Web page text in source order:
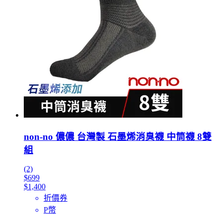
non-no 儂儂 台灣製 石墨烯消臭襪 中筒襪 8雙
組
(2)
$699
$1,400
折價券
P幣